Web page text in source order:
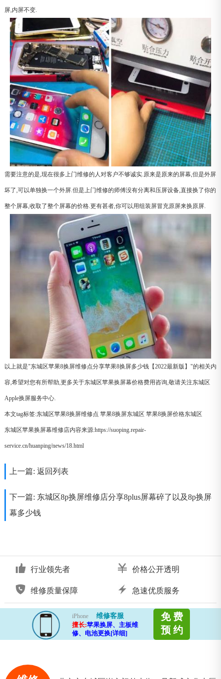
屏,内屏不变.
需要注意的是,现在很多上门维修的人对客户不够诚实.原来是原来的屏幕,但是外屏
坏了,可以单独换一个外屏.但是上门维修的师傅没有分离和压屏设备,直接换了你的
整个屏幕,收取了整个屏幕的价格.更有甚者,你可以用组装屏冒充原屏来换原屏.
以上就是"东城区苹果8换屏维修点分享苹果8换屏多少钱【2022最新版】"的相关内
容,希望对您有所帮助,更多关于东城区苹果换屏幕价格费用咨询,敬请关注东城区
Apple换屏服务中心.
本文tag标签:东城区苹果8换屏维修点 苹果8换屏东城区 苹果8换屏价格东城区
东城区苹果换屏幕维修店内容来源:https://suoping.repair-
service.cn/huanping/news/18.html
上一篇: 返回列表
下一篇: 东城区8p换屏维修店分享8plus屏幕碎了以及8p换屏
幕多少钱
行业领先者 价格公开透明
维修质量保障 急速优质服务
iPhone
维修客服
擅长:苹果换屏、主板维
修、电池更换[详细]
免 费
预 约